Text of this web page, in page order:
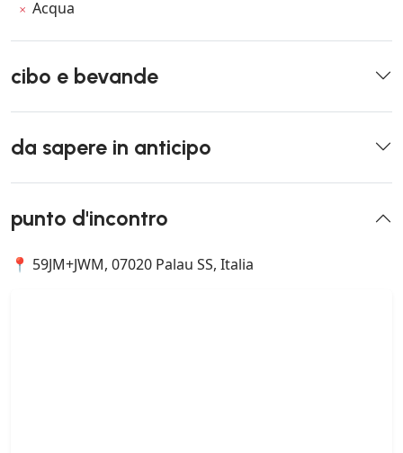
Acqua
cibo e bevande
da sapere in anticipo
punto d'incontro
📍 59JM+JWM, 07020 Palau SS, Italia